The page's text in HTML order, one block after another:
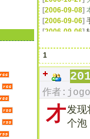
[2006-09-08]
[2006-09-06]
[2006-09-06]
[2006-04-23]
[2006-05-16
[2006-05-16]
[2006-05-16]
[2006-05-17]
2006-05-17
2006-05-17]
2006-06-17]
1
作者
才发现
个泡